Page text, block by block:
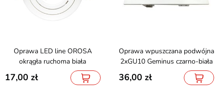
Oprawa LED line OROSA
okrągła ruchoma biała
17,00
Oprawa wpuszczana podwójna
2xGU10 Geminus czarno-biała
36,00